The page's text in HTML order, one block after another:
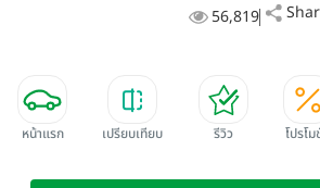
56,819
หน้าแรก เปรียบเทียบ รีวิว โปรโ